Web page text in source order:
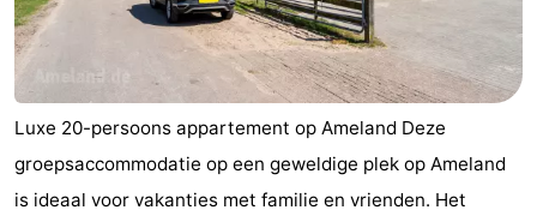
Luxe 20-persoons appartement op Ameland Deze
groepsaccommodatie op een geweldige plek op Ameland
is ideaal voor vakanties met familie en vrienden. Het